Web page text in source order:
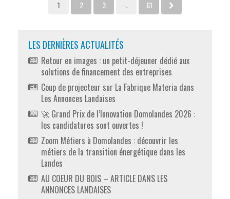
1 2 3 … 61
LES DERNIÈRES ACTUALITÉS
Retour en images : un petit-déjeuner dédié aux
solutions de financement des entreprises
Coup de projecteur sur La Fabrique Materia dans
Les Annonces Landaises
🚀 Grand Prix de l’Innovation Domolandes 2026 :
les candidatures sont ouvertes !
Zoom Métiers à Domolandes : découvrir les
métiers de la transition énergétique dans les
Landes
AU COEUR DU BOIS – ARTICLE DANS LES
ANNONCES LANDAISES